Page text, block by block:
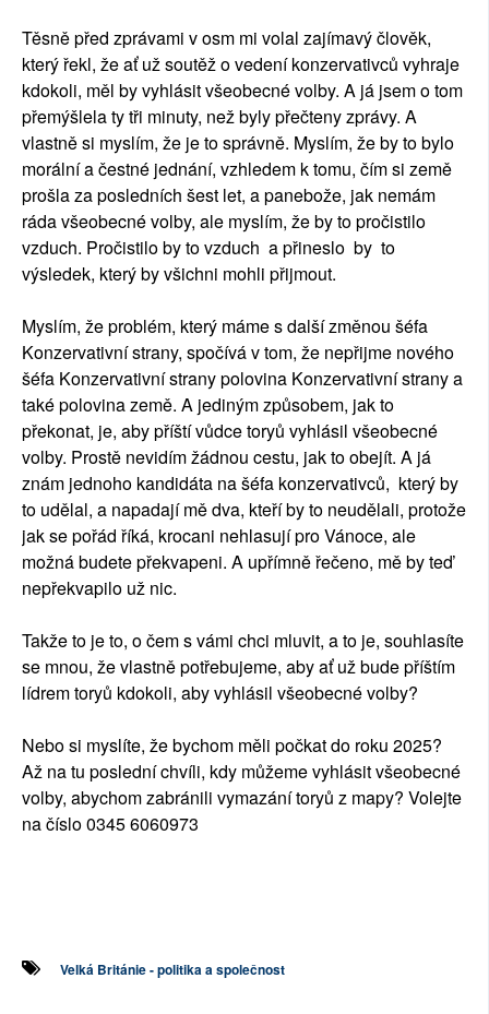
Těsně před zprávami v osm mi volal zajímavý člověk,
který řekl, že ať už soutěž o vedení konzervativců vyhraje
kdokoli, měl by vyhlásit všeobecné volby. A já jsem o tom
přemýšlela ty tři minuty, než byly přečteny zprávy. A
vlastně si myslím, že je to správně. Myslím, že by to bylo
morální a čestné jednání, vzhledem k tomu, čím si země
prošla za posledních šest let, a panebože, jak nemám
ráda všeobecné volby, ale myslím, že by to pročistilo
vzduch. Pročistilo by to vzduch a přineslo by to
výsledek, který by všichni mohli přijmout.
Myslím, že problém, který máme s další změnou šéfa
Konzervativní strany, spočívá v tom, že nepřijme nového
šéfa Konzervativní strany polovina Konzervativní strany a
také polovina země. A jediným způsobem, jak to
překonat, je, aby příští vůdce toryů vyhlásil všeobecné
volby. Prostě nevidím žádnou cestu, jak to obejít. A já
znám jednoho kandidáta na šéfa konzervativců, který by
to udělal, a napadají mě dva, kteří by to neudělali, protože
jak se pořád říká, krocani nehlasují pro Vánoce, ale
možná budete překvapeni. A upřímně řečeno, mě by teď
nepřekvapilo už nic.
Takže to je to, o čem s vámi chci mluvit, a to je, souhlasíte
se mnou, že vlastně potřebujeme, aby ať už bude příštím
lídrem toryů kdokoli, aby vyhlásil všeobecné volby?
Nebo si myslíte, že bychom měli počkat do roku 2025?
Až na tu poslední chvíli, kdy můžeme vyhlásit všeobecné
volby, abychom zabránili vymazání toryů z mapy? Volejte
na číslo 0345 6060973
Velká Británie - politika a společnost